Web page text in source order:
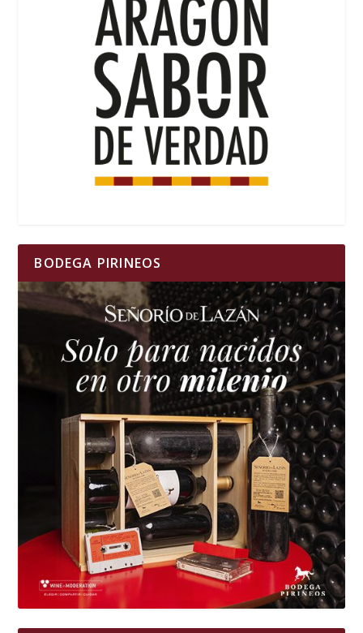
BODEGA PIRINEOS